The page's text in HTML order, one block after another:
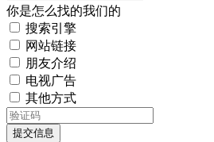
你是怎么找的我们的
搜索引擎
网站链接
朋友介绍
电视广告
其他方式
提交信息